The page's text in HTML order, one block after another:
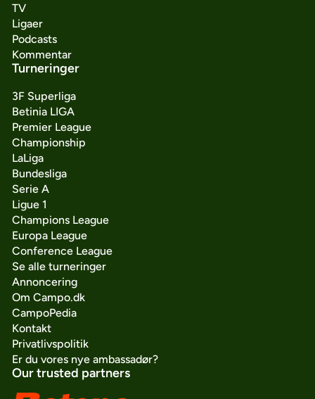
TV
Ligaer
Podcasts
Kommentar
Turneringer
3F Superliga
Betinia LIGA
Premier League
Championship
LaLiga
Bundesliga
Serie A
Ligue 1
Champions League
Europa League
Conference League
Se alle turneringer
Annoncering
Om Campo.dk
CampoPedia
Kontakt
Privatlivspolitik
Er du vores nye ambassadør?
Our trusted partners